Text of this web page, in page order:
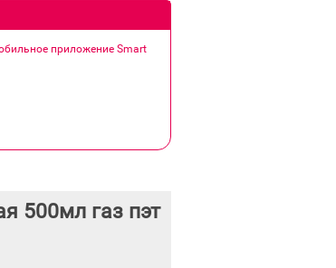
приложение Smart
500мл газ пэт